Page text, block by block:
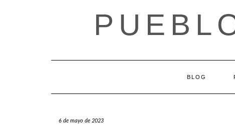
BLOG
6 de mayo de 2023